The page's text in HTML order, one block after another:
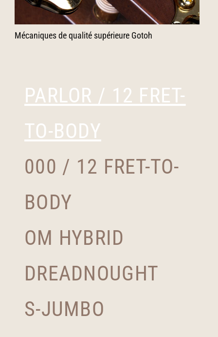
Mécaniques de qualité supérieure Gotoh
PARLOR / 12 FRET-
TO-BODY
000 / 12 FRET-TO-
BODY
OM HYBRID
DREADNOUGHT
S-JUMBO